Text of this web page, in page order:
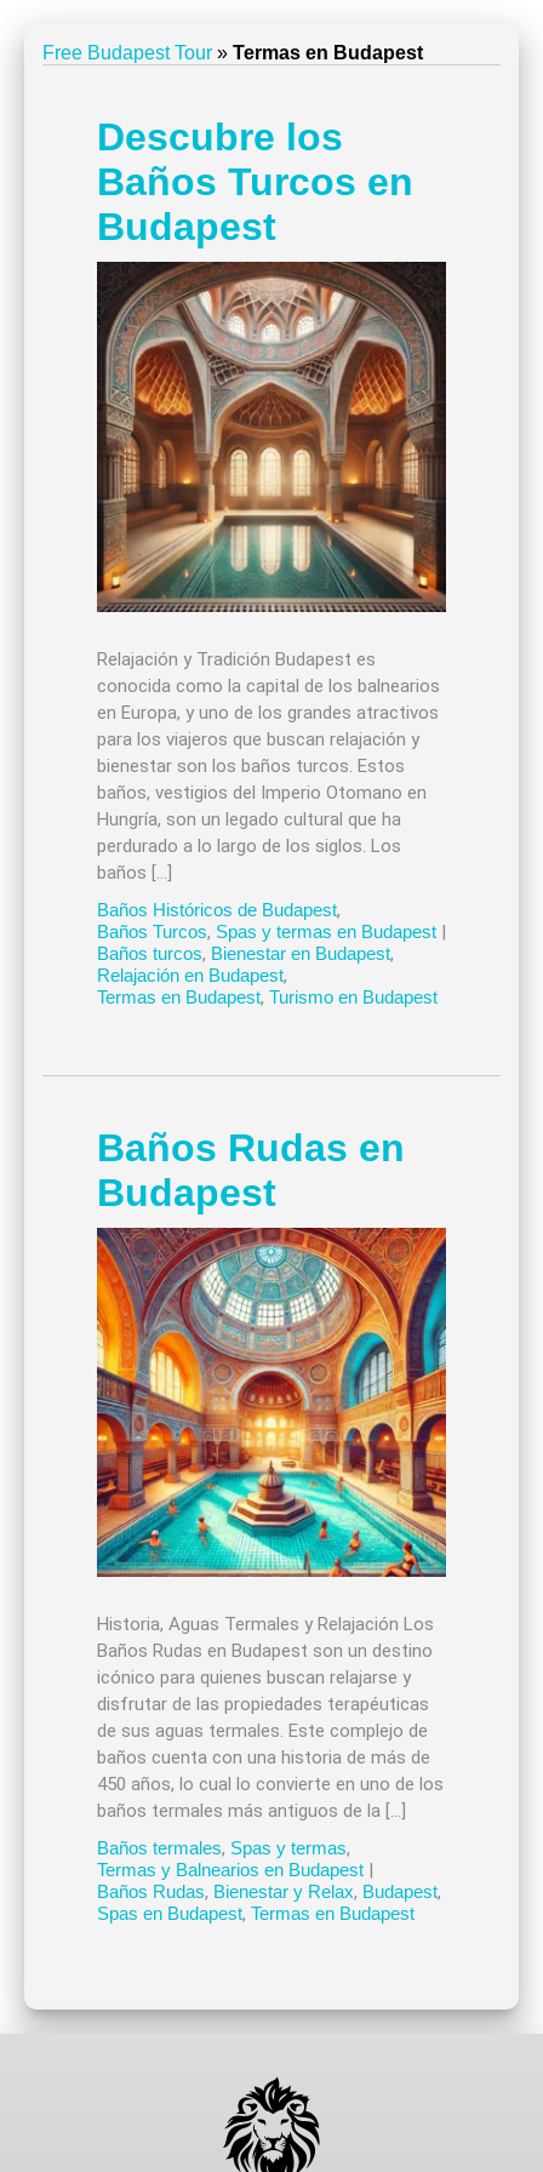
Free Budapest Tour » Termas en Budapest
Descubre los
Baños Turcos en
Budapest
Relajación y Tradición Budapest es
conocida como la capital de los balnearios
en Europa, y uno de los grandes atractivos
para los viajeros que buscan relajación y
bienestar son los baños turcos. Estos
baños, vestigios del Imperio Otomano en
Hungría, son un legado cultural que ha
perdurado a lo largo de los siglos. Los
baños […]
Baños Históricos de Budapest,
Baños Turcos, Spas y termas en Budapest|
Baños turcos, Bienestar en Budapest,
Relajación en Budapest,
Termas en Budapest, Turismo en Budapest
Baños Rudas en
Budapest
Historia, Aguas Termales y Relajación Los
Baños Rudas en Budapest son un destino
icónico para quienes buscan relajarse y
disfrutar de las propiedades terapéuticas
de sus aguas termales. Este complejo de
baños cuenta con una historia de más de
450 años, lo cual lo convierte en uno de los
baños termales más antiguos de la […]
Baños termales, Spas y termas,
Termas y Balnearios en Budapest|
Baños Rudas, Bienestar y Relax, Budapest,
Spas en Budapest, Termas en Budapest